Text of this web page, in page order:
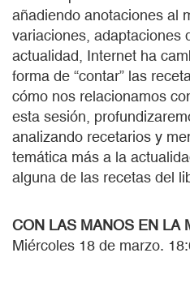
añadiendo anotaciones al
variaciones,
actualidad, Internet ha
forma de “contar” las
cómo nos relacionamos
esta sesión,
analizando recetarios y
temática más a la
alguna de las recetas del
CON LAS MANOS EN LA
Miércoles 18 de marzo.